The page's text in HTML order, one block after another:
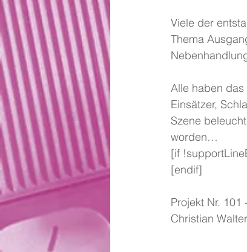
Viele der
Thema
Alle haben
Einsätzer,
Szene
worden…
[if
[endif]
Projekt Nr.
Christian